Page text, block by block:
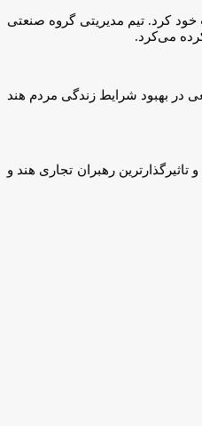
کرد. تیم مدیریتی گروه صنعتی
می‌کرد.
در بهبود شرایط زندگی مردم هند
و تاثیرگذارترین رهبران تجاری هند و